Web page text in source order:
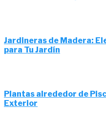
Jardineras de Madera:
para Tu Jardín
Plantas alrededor de
Exterior